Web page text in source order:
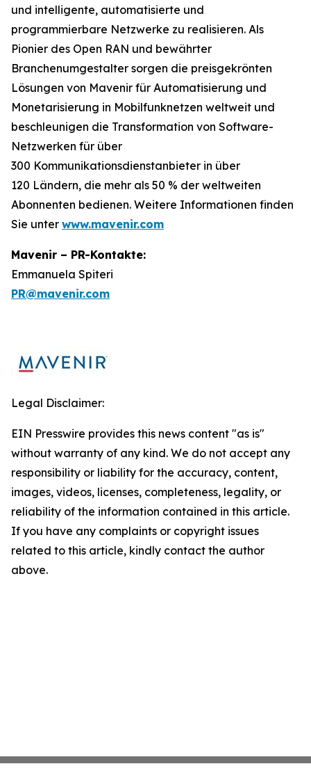
und intelligente, automatisierte und
programmierbare Netzwerke zu realisieren. Als
Pionier des Open RAN und bewährter
Branchenumgestalter sorgen die preisgekrönten
Lösungen von Mavenir für Automatisierung und
Monetarisierung in Mobilfunknetzen weltweit und
beschleunigen die Transformation von Software-
Netzwerken für über
300 Kommunikationsdienstanbieter in über
120 Ländern, die mehr als 50 % der weltweiten
Abonnenten bedienen. Weitere Informationen finden
Sie unter www.mavenir.com
Mavenir – PR-Kontakte:
Emmanuela Spiteri
PR@mavenir.com
Legal Disclaimer:
EIN Presswire provides this news content "as is"
without warranty of any kind. We do not accept any
responsibility or liability for the accuracy, content,
images, videos, licenses, completeness, legality, or
reliability of the information contained in this article.
If you have any complaints or copyright issues
related to this article, kindly contact the author
above.